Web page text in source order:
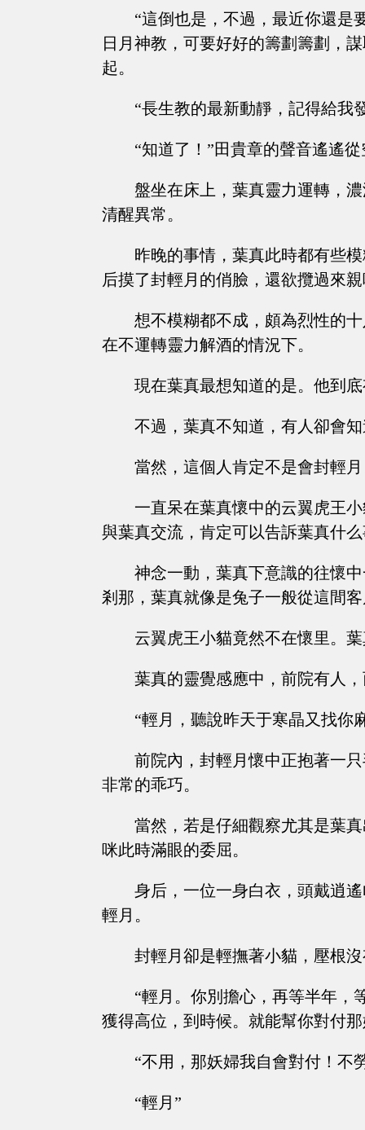
“這倒也是，不過，最近你還是
日月神教，可要好好的籌劃籌劃，
起。
“長生教的最新動靜，記得給我
“知道了！”田貴章的聲音遙遙
盤坐在床上，葉真靈力運轉，
清醒異常。
昨晚的事情，葉真此時都有些
后摸了封輕月的俏臉，還欲攬過來
想不模糊都不成，頗為烈性的
在不運轉靈力解酒的情況下。
現在葉真最想知道的是。他到
不過，葉真不知道，有人卻會
當然，這個人肯定不是會封輕
一直呆在葉真懷中的云翼虎王
與葉真交流，肯定可以告訴葉真什
神念一動，葉真下意識的往懷
剎那，葉真就像是兔子一般從這間
云翼虎王小貓竟然不在懷里。
葉真的靈覺感應中，前院有人
“輕月，聽說昨天于寒晶又找你
前院內，封輕月懷中正抱著一
非常的乖巧。
當然，若是仔細觀察尤其是葉
咪此時滿眼的委屈。
身后，一位一身白衣，頭戴逍
輕月。
封輕月卻是輕撫著小貓，壓根
“輕月。你別擔心，再等半年，
獲得高位，到時候。就能幫你對付
“不用，那妖婦我自會對付！不
“輕月”